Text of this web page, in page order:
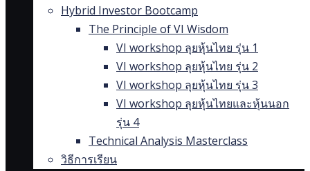
Hybrid Investor Bootcamp
The Principle of VI Wisdom
VI workshop ลุยหุ้นไทย รุ่น 1
VI workshop ลุยหุ้นไทย รุ่น 2
VI workshop ลุยหุ้นไทย รุ่น 3
VI workshop ลุยหุ้นไทยและหุ้นนอก
รุ่น 4
Technical Analysis Masterclass
วิธีการเรียน